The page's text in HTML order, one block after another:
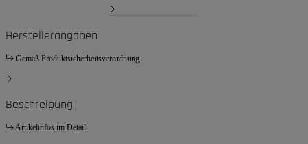
Herstellerangaben
Gemäß Produktsicherheitsverordnung
Beschreibung
Artikelinfos im Detail